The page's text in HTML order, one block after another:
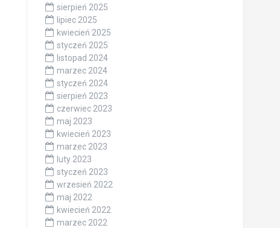
sierpień 2025
lipiec 2025
kwiecień 2025
styczeń 2025
listopad 2024
marzec 2024
styczeń 2024
sierpień 2023
czerwiec 2023
maj 2023
kwiecień 2023
marzec 2023
luty 2023
styczeń 2023
wrzesień 2022
maj 2022
kwiecień 2022
marzec 2022